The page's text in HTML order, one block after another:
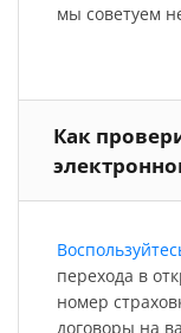
мы советуем
Как
перехода в
номер
договоры на